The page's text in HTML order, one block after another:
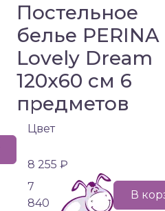
Постельное
белье PERINA
Lovely Dream
120х60 см 6
предметов
Цвет
8 255 ₽
7
840
В